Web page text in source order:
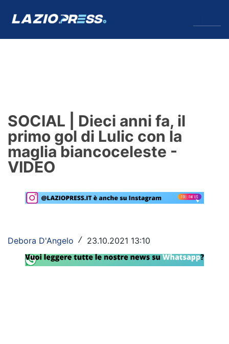
Formello
Infortuni
Primavera
Calciomercato
Rassegna Lazio
Social
SOCIAL | Dieci anni fa, il
primo gol di Lulic con la
maglia biancoceleste -
VIDEO
Debora D'Angelo / 23.10.2021 13:10